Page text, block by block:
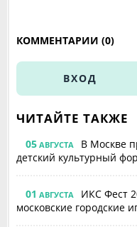
КОММЕНТАРИИ (0)
ВХОД
ЧИТАЙТЕ ТАКЖЕ
05 АВГУСТА
В Москве
детский культурный
01 АВГУСТА
ИКС Фест
московские городские